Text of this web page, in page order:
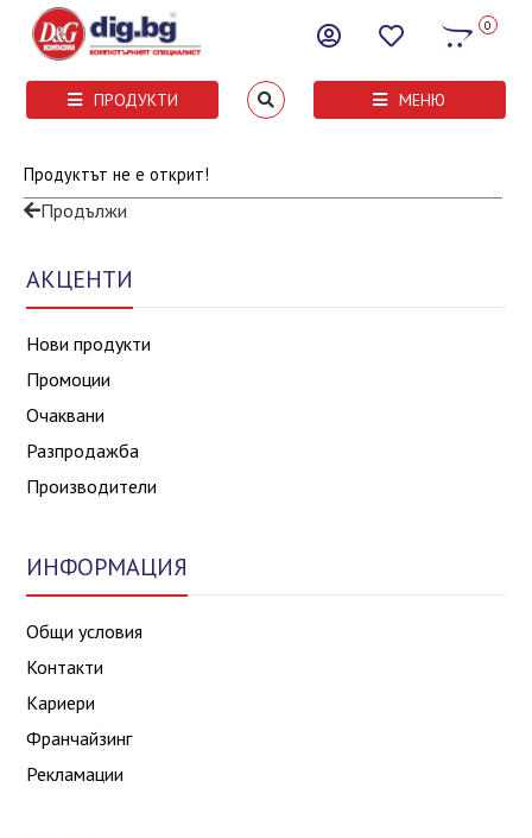
0
ПРОДУКТИ МЕНЮ
Продуктът не е открит!
Продължи
АКЦЕНТИ
Нови продукти
Промоции
Очаквани
Разпродажба
Производители
ИНФОРМАЦИЯ
Общи условия
Контакти
Кариери
Франчайзинг
Рекламации